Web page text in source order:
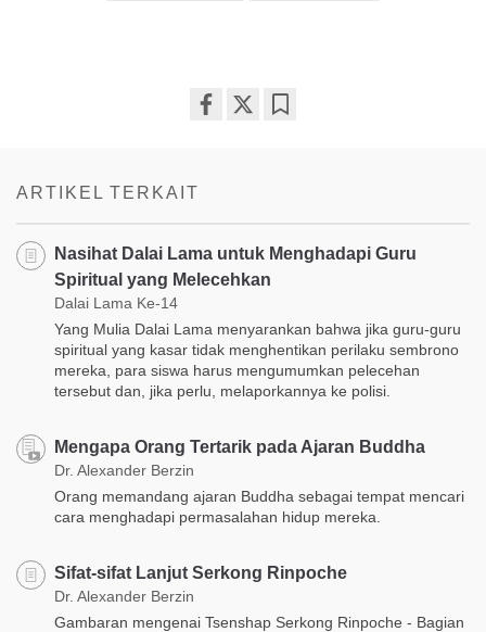
ARTIKEL TERKAIT
Nasihat Dalai Lama untuk Menghadapi Guru
Spiritual yang Melecehkan
Dalai Lama Ke-14
Yang Mulia Dalai Lama menyarankan bahwa jika guru-guru
spiritual yang kasar tidak menghentikan perilaku sembrono
mereka, para siswa harus mengumumkan pelecehan
tersebut dan, jika perlu, melaporkannya ke polisi.
Mengapa Orang Tertarik pada Ajaran Buddha
Dr. Alexander Berzin
Orang memandang ajaran Buddha sebagai tempat mencari
cara menghadapi permasalahan hidup mereka.
Sifat-sifat Lanjut Serkong Rinpoche
Dr. Alexander Berzin
Gambaran mengenai Tsenshap Serkong Rinpoche - Bagian